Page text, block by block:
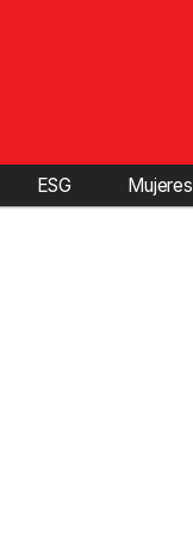
ESG Mujeres